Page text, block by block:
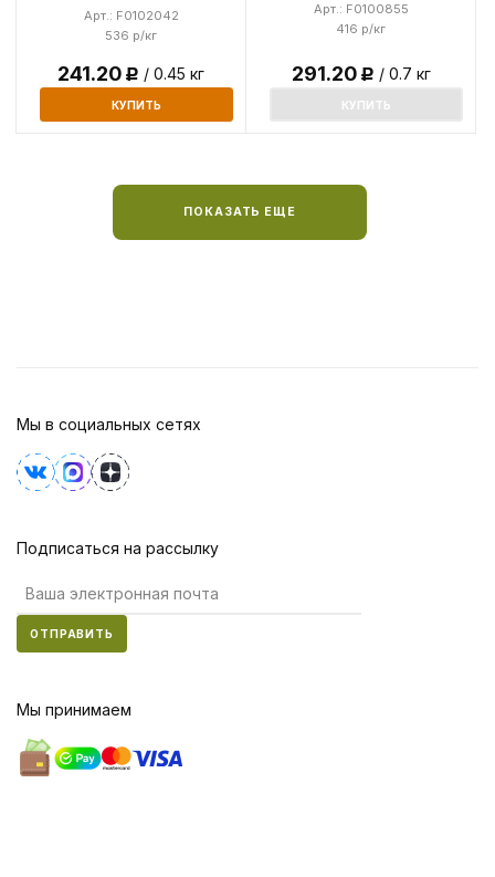
536 р/кг
Арт.: F0102042
241.20Р / 0.45 кг
КУПИТЬ
416 р/кг
Арт.: F0100855
291.20Р / 0.7 кг
КУПИТЬ
ПОКАЗАТЬ ЕЩЕ
Мы в социальных сетях
Подписаться на рассылку
ОТПРАВИТЬ
Мы принимаем